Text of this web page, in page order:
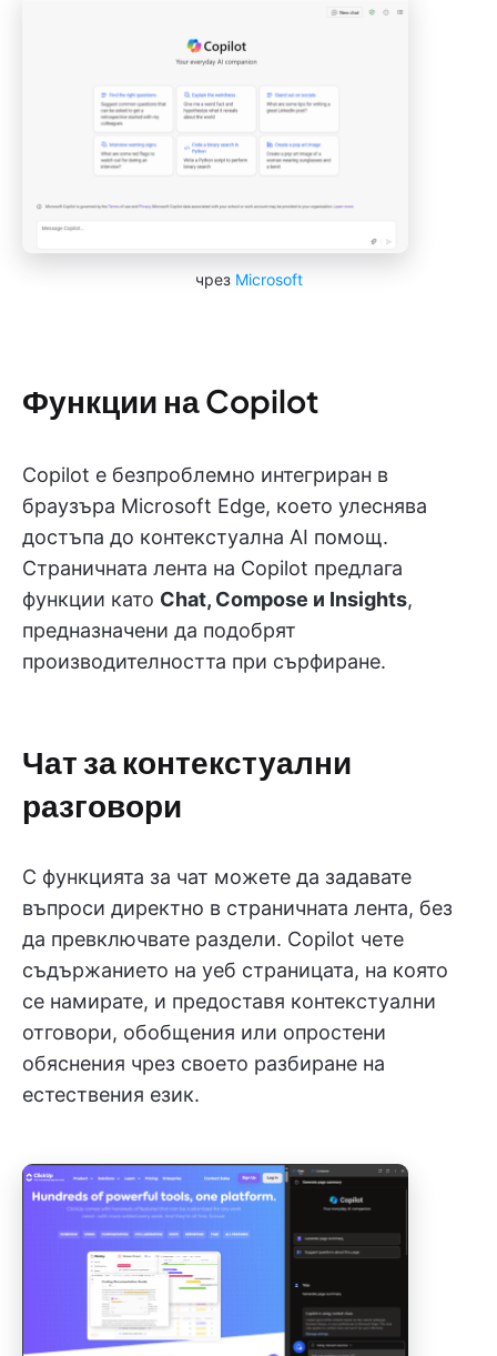
чрез Microsoft
Функции на Copilot
Copilot е безпроблемно интегриран в
браузъра Microsoft Edge, което улеснява
достъпа до контекстуална AI помощ.
Страничната лента на Copilot предлага
функции като Chat, Compose и Insights,
предназначени да подобрят
производителността при сърфиране.
Чат за контекстуални
разговори
С функцията за чат можете да задавате
въпроси директно в страничната лента, без
да превключвате раздели. Copilot чете
съдържанието на уеб страницата, на която
се намирате, и предоставя контекстуални
отговори, обобщения или опростени
обяснения чрез своето разбиране на
естествения език.